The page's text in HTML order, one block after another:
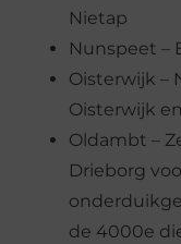
Nietap
Nunspeet –
Oisterwijk –
Oisterwijk
Oldambt –
Drieborg
de 4000e